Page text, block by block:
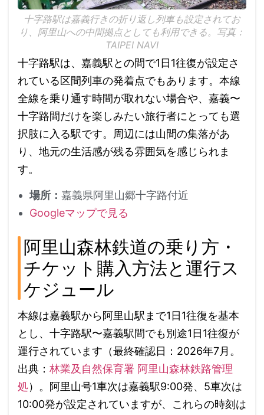
十字路駅は嘉義行きの折り返し列車も設定されてお
り、阿里山への中間拠点としても利用できる。写真：
TAIPEI NAVI
十字路駅は、嘉義駅との間で1日1往復が設定さ
れている区間列車の発着点でもあります。本線
全線を乗り通す時間が取れない場合や、嘉義〜
十字路間だけを楽しみたい旅行者にとっても選
択肢に入る駅です。周辺には山間の集落があ
り、地元の生活感が残る雰囲気を感じられま
す。
場所： 嘉義県阿里山郷十字路付近
Googleマップで見る
阿里山森林鉄道の乗り方・
チケット購入方法と運行ス
ケジュール
本線は嘉義駅から阿里山駅まで1日1往復を基本
とし、十字路駅〜嘉義駅間でも別途1日1往復が
運行されています（最終確認日：2026年7月。
出典： 林業及自然保育署 阿里山森林鉄路管理
処）。阿里山号1車次は嘉義駅9:00発、5車次は
10:00発が設定されていますが、これらの時刻は